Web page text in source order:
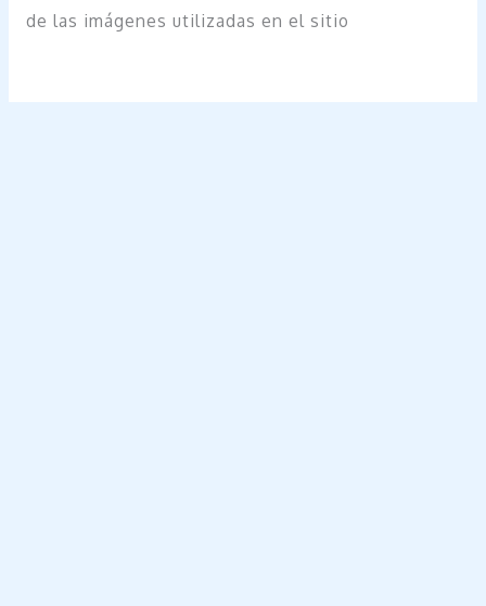
de las imágenes utilizadas en el sitio